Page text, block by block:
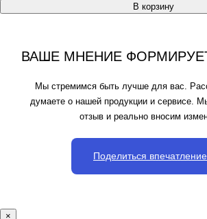
В корзину
ВАШЕ МНЕНИЕ
Мы стремимся быть лучше для вас.
думаете о нашей продукции и сервисе.
отзыв и реально вносим
Поделиться
×